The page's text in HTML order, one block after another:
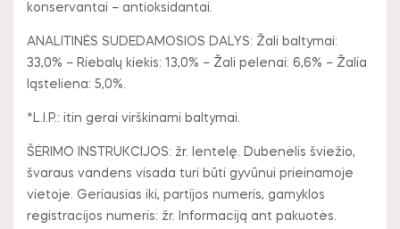
konservantai – antioksidantai.
ANALITINĖS SUDEDAMOSIOS DALYS: Žali baltymai:
33,0% – Riebalų kiekis: 13,0% – Žali pelenai: 6,6% – Žalia
ląsteliena: 5,0%.
*L.I.P.: itin gerai virškinami baltymai.
ŠĖRIMO INSTRUKCIJOS: žr. lentelę. Dubenėlis šviežio,
švaraus vandens visada turi būti gyvūnui prieinamoje
vietoje. Geriausias iki, partijos numeris, gamyklos
registracijos numeris: žr. Informaciją ant pakuotės.